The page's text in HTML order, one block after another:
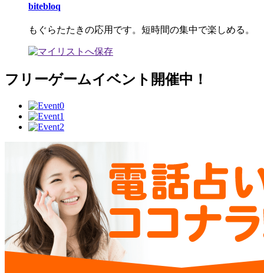
bitebloq
もぐらたたきの応用です。短時間の集中で楽しめる。
フリーゲームイベント開催中！